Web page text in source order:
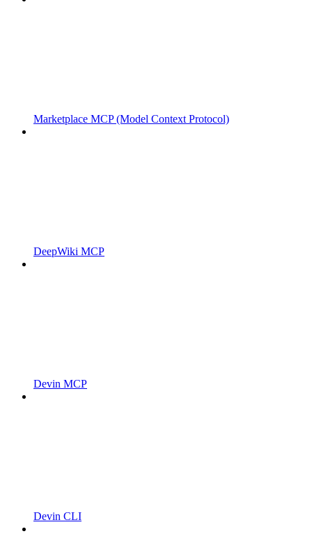
Marketplace MCP (Model Context Protocol)
DeepWiki MCP
Devin MCP
Devin CLI